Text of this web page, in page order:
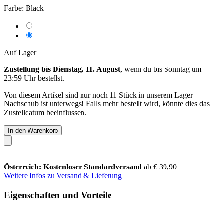
Farbe: Black
Auf Lager
Zustellung bis Dienstag, 11. August, wenn du bis Sonntag um
23:59 Uhrbestellst.
Von diesem Artikel sind nur noch 11 Stück in unserem Lager.
Nachschub ist unterwegs! Falls mehr bestellt wird, könnte dies das
Zustelldatum beeinflussen.
In den Warenkorb
Österreich: Kostenloser Standardversand ab € 39,90
Weitere Infos zu Versand & Lieferung
Eigenschaften und Vorteile